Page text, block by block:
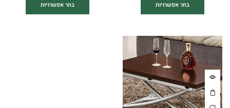
בחר אפשרויות בחר אפשרויות